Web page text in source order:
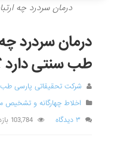
درمان سردرد چه
درمان سردرد
طب سنتی دارد
شرکت تحقیقاتی پارسی طب
اخلاط چهارگانه و تشخیص
۳ دیدگاه
103,784 بازدید